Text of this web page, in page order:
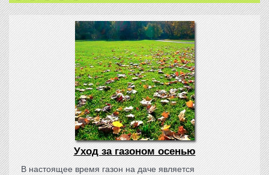
Уход за газоном осенью
В настоящее время газон на даче является